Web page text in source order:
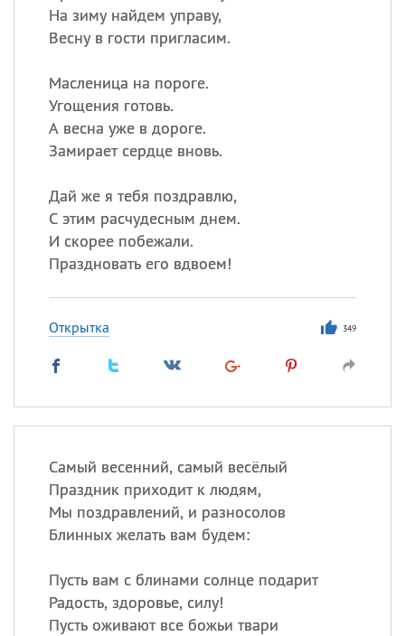
На зиму найдем управу,
Весну в гости пригласим.
Масленица на пороге.
Угощения готовь.
А весна уже в дороге.
Замирает сердце вновь.
Дай же я тебя поздравлю,
С этим расчудесным днем.
И скорее побежали.
Праздновать его вдвоем!
Открытка 349
Самый весенний, самый весёлый
Праздник приходит к людям,
Мы поздравлений, и разносолов
Блинных желать вам будем:
Пусть вам с блинами солнце подарит
Радость, здоровье, силу!
Пусть оживают все божьи твари